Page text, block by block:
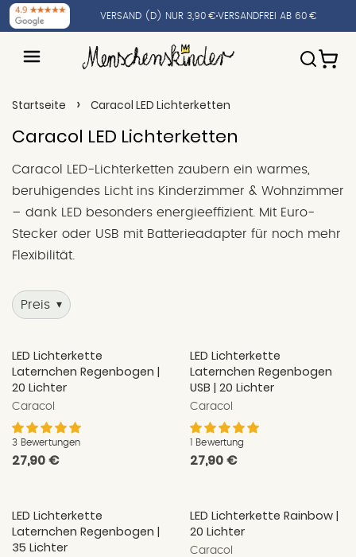
VERSAND (D) NUR 3,90 € VERSANDFREI AB 60 €
Startseite › Caracol LED Lichterketten
Caracol LED Lichterketten
Caracol LED-Lichterketten zaubern ein warmes,
beruhigendes Licht ins Kinderzimmer & Wohnzimmer
– dank LED besonders energieeffizient. Mit Euro-
Stecker oder USB mit Batterieadapter für noch mehr
Flexibilität.
Preis ▾
LED Lichterkette
Laternchen Regenbogen |
20 Lichter
Caracol
3 Bewertungen
Normaler
27,90 €
LED Lichterkette
Laternchen Regenbogen
USB | 20 Lichter
Caracol
1 Bewertung
Normaler
27,90 €
LED Lichterkette
Laternchen Regenbogen |
35 Lichter
LED Lichterkette Rainbow |
20 Lichter
Caracol